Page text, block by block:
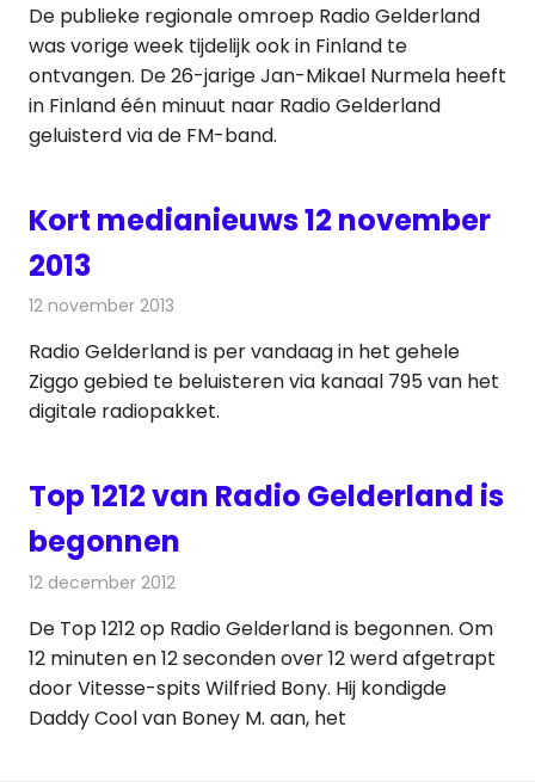
De publieke regionale omroep Radio Gelderland
was vorige week tijdelijk ook in Finland te
ontvangen. De 26-jarige Jan-Mikael Nurmela heeft
in Finland één minuut naar Radio Gelderland
geluisterd via de FM-band.
Kort medianieuws 12 november
2013
12 november 2013
Radio Gelderland is per vandaag in het gehele
Ziggo gebied te beluisteren via kanaal 795 van het
digitale radiopakket.
Top 1212 van Radio Gelderland is
begonnen
12 december 2012
De Top 1212 op Radio Gelderland is begonnen. Om
12 minuten en 12 seconden over 12 werd afgetrapt
door Vitesse-spits Wilfried Bony. Hij kondigde
Daddy Cool van Boney M. aan, het